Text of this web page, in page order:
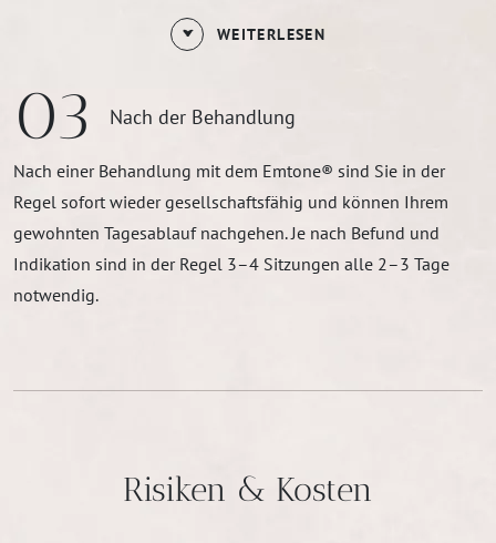
WEITERLESEN
03 Nach der Behandlung
Nach einer Behandlung mit dem Emtone® sind Sie in der
Regel sofort wieder gesellschaftsfähig und können Ihrem
gewohnten Tagesablauf nachgehen. Je nach Befund und
Indikation sind in der Regel 3–4 Sitzungen alle 2–3 Tage
notwendig.
Risiken & Kosten